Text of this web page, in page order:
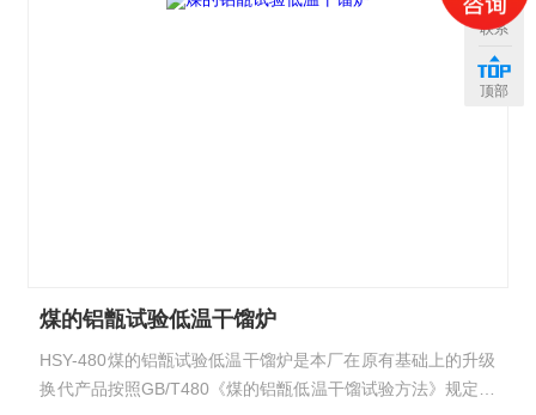
煤的铝甑试验低温干馏炉
HSY-480煤的铝甑试验低温干馏炉是本厂在原有基础上的升级
换代产品按照GB/T480《煤的铝甑低温干馏试验方法》规定的
联系
顶部